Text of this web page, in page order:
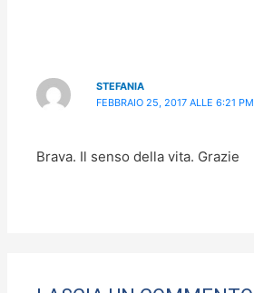
STEFANIA
FEBBRAIO 25, 2017 ALLE 6:21 PM
Brava. Il senso della vita. Grazie